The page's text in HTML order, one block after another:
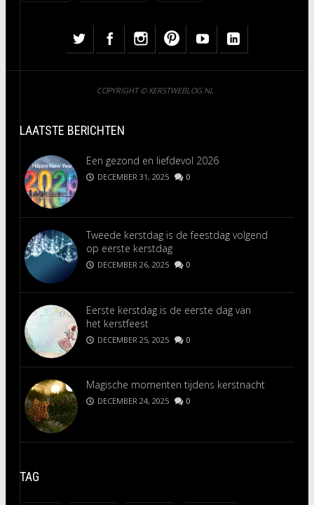
COPYRIGHT © KERSTWEBLOG.NL
LAATSTE BERICHTEN
Een gezond en liefdevol 2026
DECEMBER 31, 2025 0
Tweede kerstdag is de feestdag volgend
op eerste kerstdag
DECEMBER 26, 2025 0
Eerste kerstdag is de eerste dag van
het kerstfeest
DECEMBER 25, 2025 0
Magische momenten tijdens kerstnacht
DECEMBER 24, 2025 0
TAG